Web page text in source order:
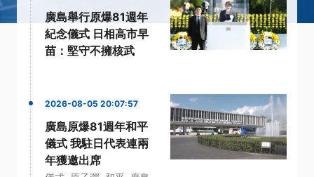
廣島舉行原爆81週年
紀念儀式 日相高市早
苗：堅守不擁核武
2026-08-05 20:07:57
廣島原爆81週年和平
儀式 我駐日代表連兩
年獲邀出席